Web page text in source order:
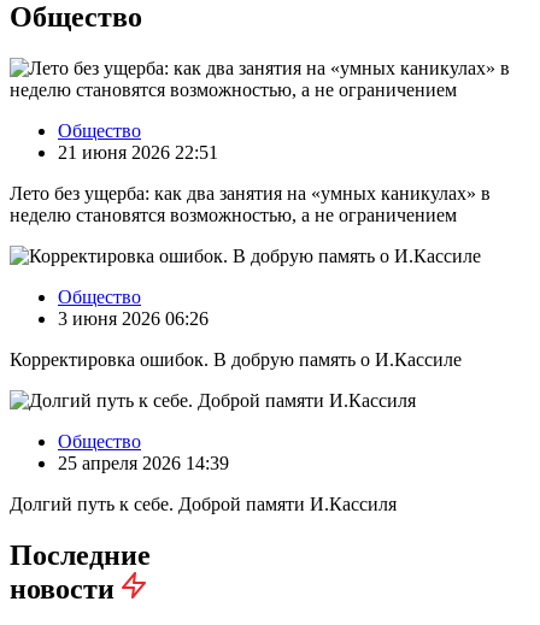
Общество
Общество
21 июня 2026 22:51
Лето без ущерба: как два занятия на «умных каникулах» в
неделю становятся возможностью, а не ограничением
Общество
3 июня 2026 06:26
Корректировка ошибок. В добрую память о И.Кассиле
Общество
25 апреля 2026 14:39
Долгий путь к себе. Доброй памяти И.Кассиля
Последние
новости